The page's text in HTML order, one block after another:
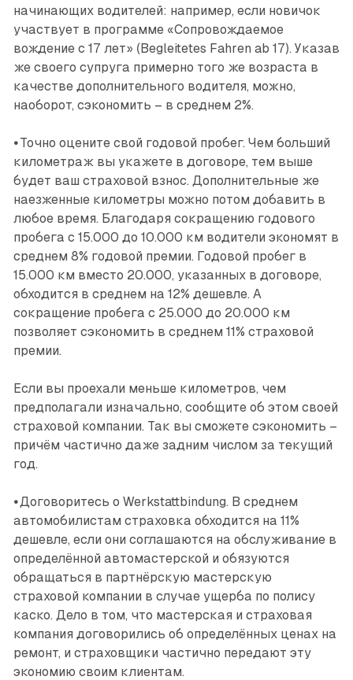
начинающих водителей: например, если новичок
участвует в программе «Сопровождаемое
вождение с 17 лет» (Begleitetes Fahren ab 17). Указав
же своего супруга примерно того же возраста в
качестве дополнительного водителя, можно,
наоборот, сэкономить – в среднем 2%.
•Точно оцените свой годовой пробег. Чем больший
километраж вы укажете в договоре, тем выше
будет ваш страховой взнос. Дополнительные же
наезженные километры можно потом добавить в
любое время. Благодаря сокращению годового
пробега с 15.000 до 10.000 км водители экономят в
среднем 8% годовой премии. Годовой пробег в
15.000 км вместо 20.000, указанных в договоре,
обходится в среднем на 12% дешевле. А
сокращение пробега с 25.000 до 20.000 км
позволяет сэкономить в среднем 11% страховой
премии.
Если вы проехали меньше километров, чем
предполагали изначально, сообщите об этом своей
страховой компании. Так вы сможете сэкономить –
причём частично даже задним числом за текущий
год.
•Договоритесь о Werkstattbindung. В среднем
автомобилистам страховка обходится на 11%
дешевле, если они соглашаются на обслуживание в
определённой автомастерской и обязуются
обращаться в парт­нёрскую мастерскую
страховой компании в случае ущерба по полису
каско. Дело в том, что мастерская и страховая
компания договорились об определённых ценах на
ремонт, и страховщики частично передают эту
экономию своим клиентам.